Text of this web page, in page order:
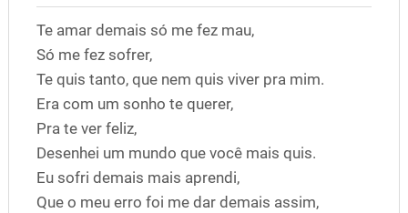
Te amar demais só me fez mau,
Só me fez sofrer,
Te quis tanto, que nem quis viver pra mim.
Era com um sonho te querer,
Pra te ver feliz,
Desenhei um mundo que você mais quis.
Eu sofri demais mais aprendi,
Que o meu erro foi me dar demais assim,